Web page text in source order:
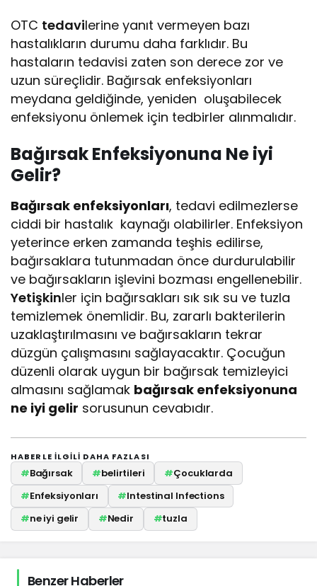
OTC tedavilerine yanıt vermeyen bazı
hastalıkların durumu daha farklıdır. Bu
hastaların tedavisi zaten son derece zor ve
uzun süreçlidir. Bağırsak enfeksiyonları
meydana geldiğinde, yeniden oluşabilecek
enfeksiyonu önlemek için tedbirler alınmalıdır.
Bağırsak Enfeksiyonuna Ne iyi
Gelir?
Bağırsak enfeksiyonları, tedavi edilmezlerse
ciddi bir hastalık kaynağı olabilirler. Enfeksiyon
yeterince erken zamanda teşhis edilirse,
bağırsaklara tutunmadan önce durdurulabilir
ve bağırsakların işlevini bozması engellenebilir.
Yetişkinler için bağırsakları sık sık su ve tuzla
temizlemek önemlidir. Bu, zararlı bakterilerin
uzaklaştırılmasını ve bağırsakların tekrar
düzgün çalışmasını sağlayacaktır. Çocuğun
düzenli olarak uygun bir bağırsak temizleyici
almasını sağlamak bağırsak enfeksiyonuna
ne iyi gelir sorusunun cevabıdır.
HABERLE ILGILI DAHA FAZLASI
#Bağırsak #belirtileri #Çocuklarda
#Enfeksiyonları #Intestinal Infections
#ne iyi gelir #Nedir #tuzla
Benzer Haberler